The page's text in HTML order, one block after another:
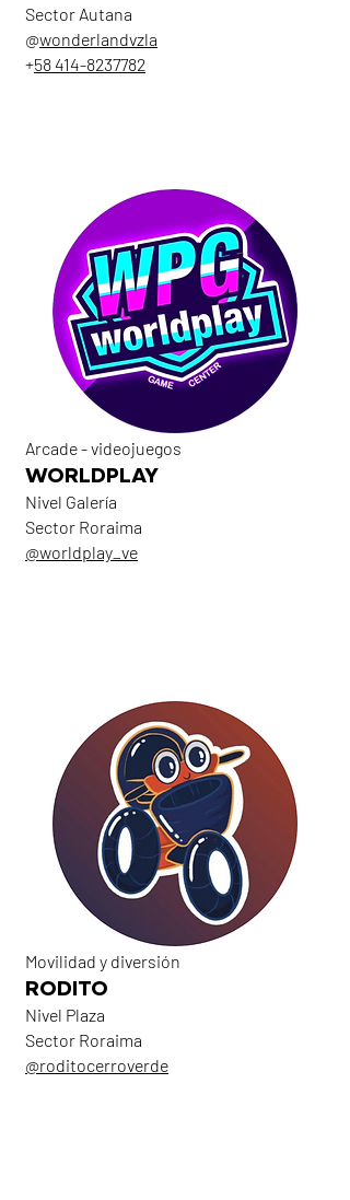
Sector Autana
@wonderlandvzla
+58 414-8237782
Arcade - videojuegos
WORLDPLAY
Nivel Galería
Sector Roraima
@worldplay_ve
Movilidad y diversión
RODITO
Nivel Plaza
Sector Roraima
@roditocerroverde